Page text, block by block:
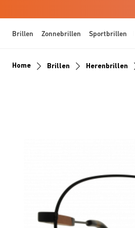
Brillen Zonnebrillen Sportbrillen
Home Brillen Herenbrillen